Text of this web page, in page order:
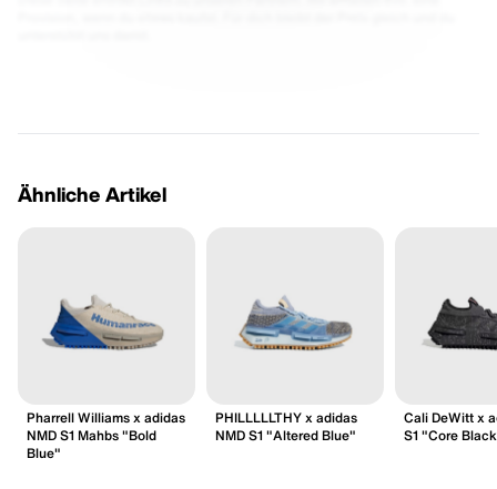
Ähnliche Artikel
Pharrell Williams x adidas
NMD S1 Mahbs "Bold
Blue"
PHILLLLLTHY x adidas
NMD S1 "Altered Blue"
Cali DeWitt x
S1 "Core